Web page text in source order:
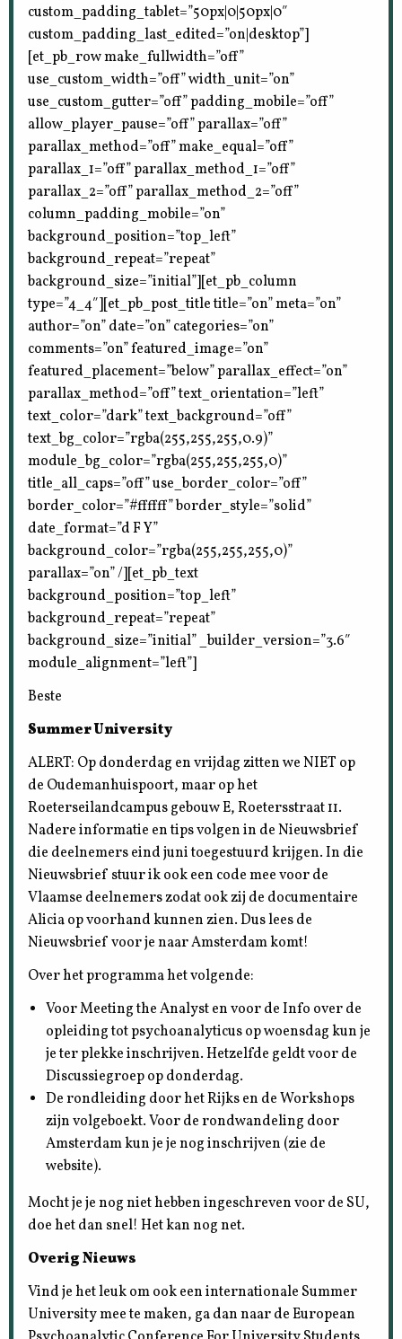
custom_padding_tablet=”50px|0|50px|0″
custom_padding_last_edited=”on|desktop”]
[et_pb_row make_fullwidth=”off”
use_custom_width=”off” width_unit=”on”
use_custom_gutter=”off” padding_mobile=”off”
allow_player_pause=”off” parallax=”off”
parallax_method=”off” make_equal=”off”
parallax_1=”off” parallax_method_1=”off”
parallax_2=”off” parallax_method_2=”off”
column_padding_mobile=”on”
background_position=”top_left”
background_repeat=”repeat”
background_size=”initial”][et_pb_column
type=”4_4″][et_pb_post_title title=”on” meta=”on”
author=”on” date=”on” categories=”on”
comments=”on” featured_image=”on”
featured_placement=”below” parallax_effect=”on”
parallax_method=”off” text_orientation=”left”
text_color=”dark” text_background=”off”
text_bg_color=”rgba(255,255,255,0.9)”
module_bg_color=”rgba(255,255,255,0)”
title_all_caps=”off” use_border_color=”off”
border_color=”#ffffff” border_style=”solid”
date_format=”d F Y”
background_color=”rgba(255,255,255,0)”
parallax=”on” /][et_pb_text
background_position=”top_left”
background_repeat=”repeat”
background_size=”initial” _builder_version=”3.6″
module_alignment=”left”]
Beste
Summer University
ALERT: Op donderdag en vrijdag zitten we NIET op
de Oudemanhuispoort, maar op het
Roeterseilandcampus gebouw E, Roetersstraat 11.
Nadere informatie en tips volgen in de Nieuwsbrief
die deelnemers eind juni toegestuurd krijgen. In die
Nieuwsbrief stuur ik ook een code mee voor de
Vlaamse deelnemers zodat ook zij de documentaire
Alicia op voorhand kunnen zien. Dus lees de
Nieuwsbrief voor je naar Amsterdam komt!
Over het programma het volgende:
Voor Meeting the Analyst en voor de Info over de
opleiding tot psychoanalyticus op woensdag kun je
je ter plekke inschrijven. Hetzelfde geldt voor de
Discussiegroep op donderdag.
De rondleiding door het Rijks en de Workshops
zijn volgeboekt. Voor de rondwandeling door
Amsterdam kun je je nog inschrijven (zie de
website).
Mocht je je nog niet hebben ingeschreven voor de SU,
doe het dan snel! Het kan nog net.
Overig Nieuws
Vind je het leuk om ook een internationale Summer
University mee te maken, ga dan naar de European